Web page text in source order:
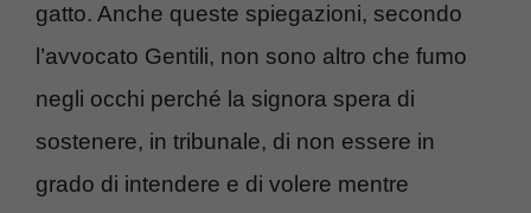
gatto. Anche queste spiegazioni, secondo
l’avvocato Gentili, non sono altro che fumo
negli occhi perché la signora spera di
sostenere, in tribunale, di non essere in
grado di intendere e di volere mentre